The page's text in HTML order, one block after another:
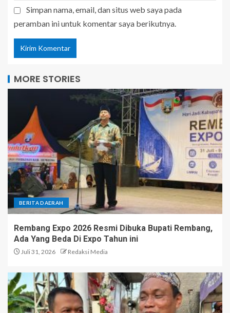
Simpan nama, email, dan situs web saya pada
peramban ini untuk komentar saya berikutnya.
MORE STORIES
BERITA DAERAH
Rembang Expo 2026 Resmi Dibuka Bupati Rembang,
Ada Yang Beda Di Expo Tahun ini
Juli 31, 2026 Redaksi Media